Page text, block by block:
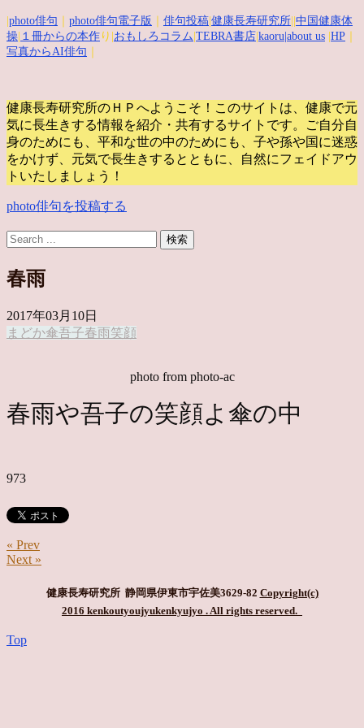
photo俳句 photo俳句電子版 俳句投稿 健康長寿研究所 中国健康体
操 １冊からの本作 り| おもしろコラム TEBRA書店 kaoru |about us HP
写真からAI俳句
健康長寿研究所のＨＰへようこそ！このサイトは、健康で元
気に長生きする情報を紹介・共有するサイトです。
ご自分自
身のためにも、平和な世の中のためにも、子や孫や国に迷惑
をかけず、元気で長生きするとともに、自然にフェイドアウ
トいたしましょう！
photo俳句を投稿する
春雨
2017年03月10日
まどか傘吾子春雨笑顔
photo from photo-ac
春雨や吾子の笑顔よ傘の中
973
« Prev
Next »
健康長寿研究所 静岡県伊東市宇佐美3629-82 Copyright(c)
2016 kenkoutyoujyukenkyujyo . All rights reserved.
Top